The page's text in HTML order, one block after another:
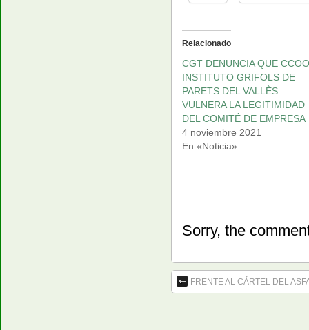
Relacionado
CGT DENUNCIA QUE
INSTITUTO GRIFOLS DE
PARETS DEL VALLÈS
VULNERA LA LEGITIMIDAD
DEL COMITÉ DE EMPRESA
4 noviembre 2021
En «Noticia»
Sorry, the
FRENTE AL CÁRTEL DEL